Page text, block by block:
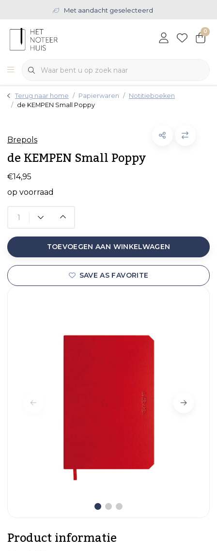
Met aandacht geselecteerd
0
Terug naar home Papierwaren
Notitieboeken
de KEMPEN Small Poppy
Brepols
de KEMPEN Small Poppy
€14,95
op voorraad
TOEVOEGEN AAN WINKELWAGEN
SAVE AS FAVORITE
Product informatie